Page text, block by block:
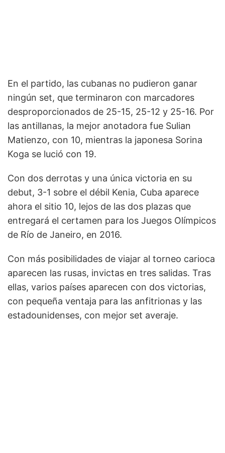
En el partido, las cubanas no pudieron ganar
ningún set, que terminaron con marcadores
desproporcionados de 25-15, 25-12 y 25-16. Por
las antillanas, la mejor anotadora fue Sulian
Matienzo, con 10, mientras la japonesa Sorina
Koga se lució con 19.
Con dos derrotas y una única victoria en su
debut, 3-1 sobre el débil Kenia, Cuba aparece
ahora el sitio 10, lejos de las dos plazas que
entregará el certamen para los Juegos Olímpicos
de Río de Janeiro, en 2016.
Con más posibilidades de viajar al torneo carioca
aparecen las rusas, invictas en tres salidas. Tras
ellas, varios países aparecen con dos victorias,
con pequeña ventaja para las anfitrionas y las
estadounidenses, con mejor set averaje.